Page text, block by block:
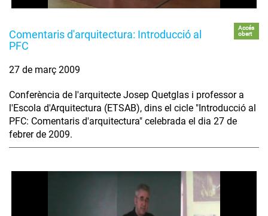
Comentaris d'arquitectura: Introducció al
PFC
Accés
obert
27 de març 2009
Conferència de l'arquitecte Josep Quetglas i professor a
l'Escola d'Arquitectura (ETSAB), dins el cicle "Introducció al
PFC: Comentaris d'arquitectura" celebrada el dia 27 de
febrer de 2009.